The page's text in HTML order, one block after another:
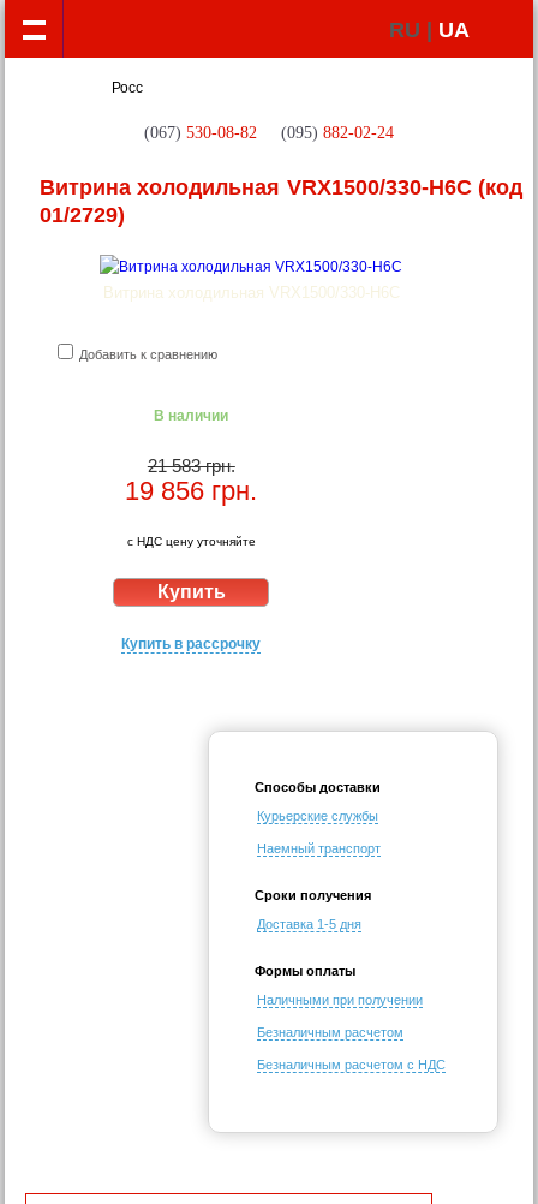
RU | UA
(067) 530-08-82 (095) 882-02-24
Витрина холодильная VRX1500/330-H6C(код
01/2729)
Витрина холодильная VRX1500/330-H6C
Добавить к сравнению
В наличии
21 583 грн.
19 856 грн.
с НДС цену уточняйте
Купить в рассрочку
Способы доставки
Курьерские службы
Наемный транспорт
Сроки получения
Доставка 1-5 дня
Формы оплаты
Наличными при получении
Безналичным расчетом
Безналичным расчетом с НДС